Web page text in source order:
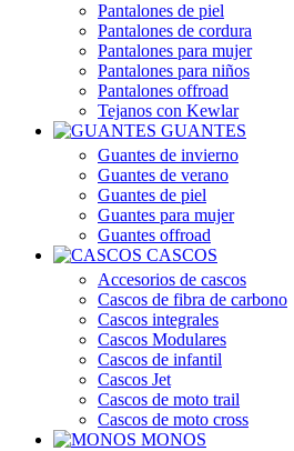
Pantalones de piel
Pantalones de cordura
Pantalones para mujer
Pantalones para niños
Pantalones offroad
Tejanos con Kewlar
GUANTES
Guantes de invierno
Guantes de verano
Guantes de piel
Guantes para mujer
Guantes offroad
CASCOS
Accesorios de cascos
Cascos de fibra de carbono
Cascos integrales
Cascos Modulares
Cascos de infantil
Cascos Jet
Cascos de moto trail
Cascos de moto cross
MONOS